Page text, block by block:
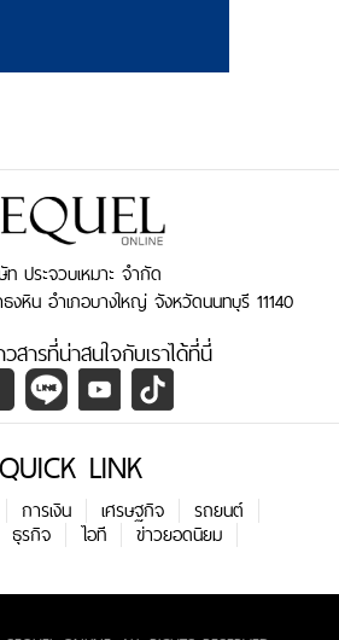
ท ประจวบเหมาะ จำกัด
งหิน อำเภอบางใหญ่ จังหวัดนนทบุรี 11140
สารที่น่าสนใจกับเราได้ที่นี่
QUICK LINK
การเงิน เศรษฐกิจ
รถยนต์
ธุรกิจ ไอที
ข่าวยอดนิยม